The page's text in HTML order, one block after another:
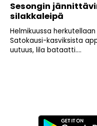
Sesongin
silakkaleipä
Helmikuussa
Satokausi-kasviksista
uutuus, lila bataatti....